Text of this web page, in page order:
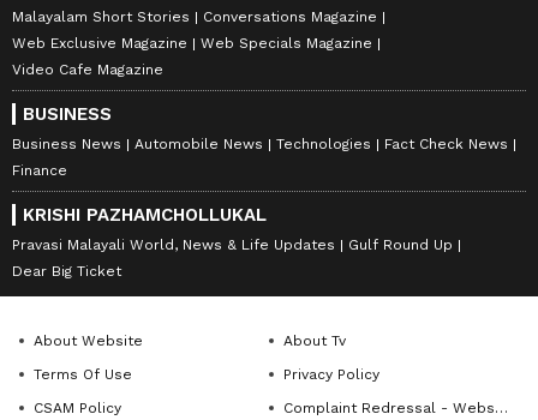
Malayalam Short Stories
Conversations Magazine
Web Exclusive Magazine
Web Specials Magazine
Video Cafe Magazine
BUSINESS
Business News Automobile News Technologies
Fact Check News
Finance
KRISHI PAZHAMCHOLLUKAL
Pravasi Malayali World, News & Life Updates
Gulf Round Up
Dear Big Ticket
About Website
About Tv
Terms Of Use
Privacy Policy
CSAM Policy
Complaint Redressal - Website